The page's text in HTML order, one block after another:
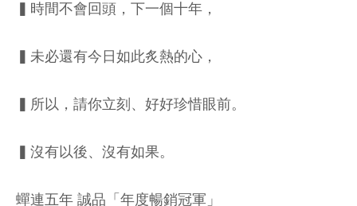
▍時間不會回頭，下一個十年，
▍未必還有今日如此炙熱的心，
▍所以，請你立刻、好好珍惜眼前。
▍沒有以後、沒有如果。
蟬連五年 誠品「年度暢銷冠軍」